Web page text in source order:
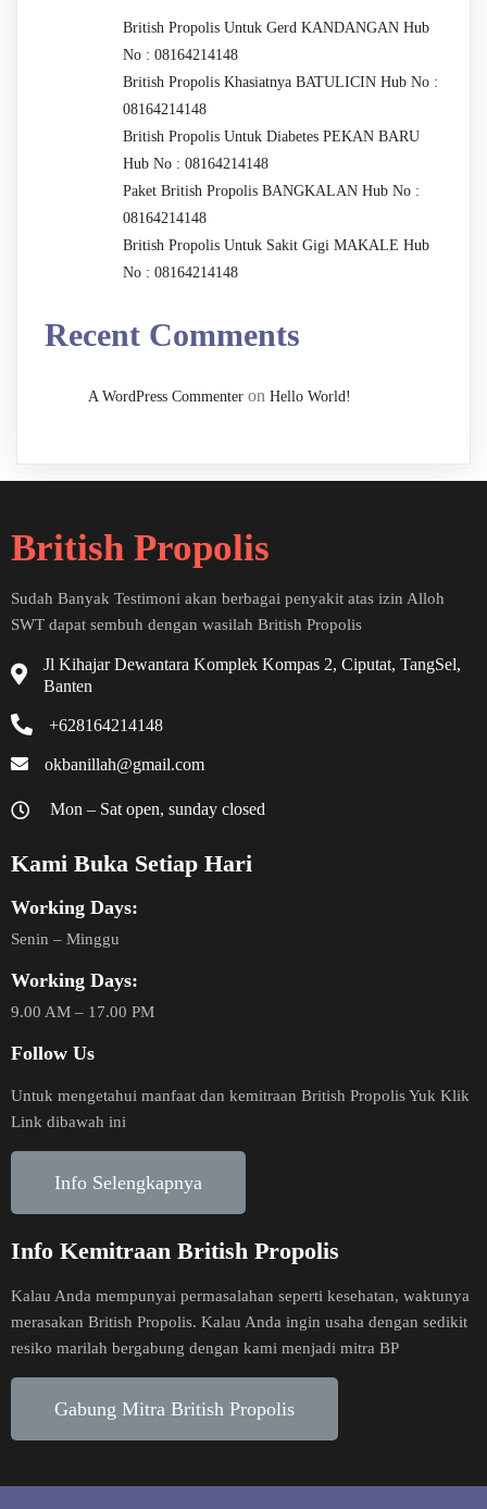
British Propolis Untuk Gerd KANDANGAN Hub
No : 08164214148
British Propolis Khasiatnya BATULICIN Hub No :
08164214148
British Propolis Untuk Diabetes PEKAN BARU
Hub No : 08164214148
Paket British Propolis BANGKALAN Hub No :
08164214148
British Propolis Untuk Sakit Gigi MAKALE Hub
No : 08164214148
Recent Comments
A WordPress Commenter on Hello World!
British Propolis
Sudah Banyak Testimoni akan berbagai penyakit atas izin Alloh
SWT dapat sembuh dengan wasilah British Propolis
Jl Kihajar Dewantara Komplek Kompas 2, Ciputat, TangSel,
Banten
+628164214148
okbanillah@gmail.com
Mon – Sat open, sunday closed
Kami Buka Setiap Hari
Working Days:
Senin – Minggu
Working Days:
9.00 AM – 17.00 PM
Follow Us
Untuk mengetahui manfaat dan kemitraan British Propolis Yuk Klik
Link dibawah ini
Info Selengkapnya
Info Kemitraan British Propolis
Kalau Anda mempunyai permasalahan seperti kesehatan, waktunya
merasakan British Propolis. Kalau Anda ingin usaha dengan sedikit
resiko marilah bergabung dengan kami menjadi mitra BP
Gabung Mitra British Propolis